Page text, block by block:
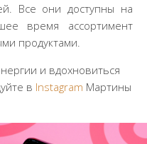
Все они доступны на
время ассортимент
продуктами.
и вдохновиться
в Instagram Мартины